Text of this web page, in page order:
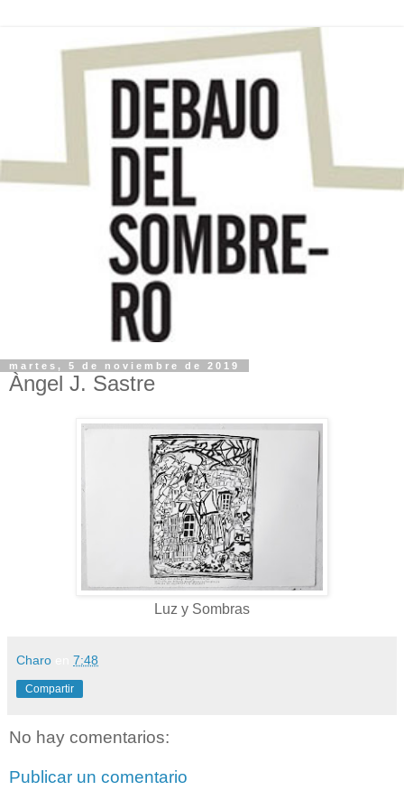
martes, 5 de noviembre de 2019
Àngel J. Sastre
Luz y Sombras
Charo 7:48
Compartir
No hay comentarios:
Publicar un comentario